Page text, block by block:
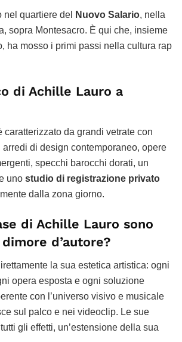
nel quartiere del Nuovo Salario, nella
sopra Montesacro. È qui che, insieme
ha mosso i primi passi nella cultura rap
di Achille Lauro a
caratterizzato da grandi vetrate con
di design contemporaneo, opere
specchi barocchi dorati, un
uno studio di registrazione privato
dalla zona giorno.
di Achille Lauro sono
d’autore?
la sua estetica artistica: ogni
opera esposta e ogni soluzione
con l’universo visivo e musicale
sul palco e nei videoclip. Le sue
gli effetti, un’estensione della sua